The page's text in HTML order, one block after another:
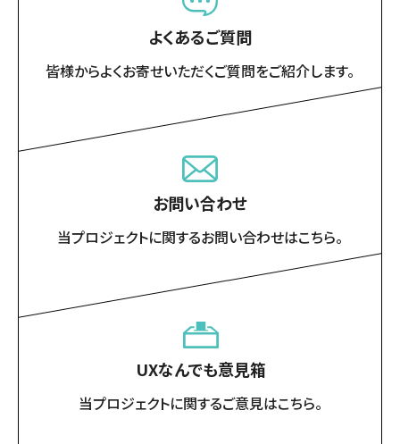
よくあるご質問
皆様からよくお寄せいただくご質問をご紹介します。
お問い合わせ
当プロジェクトに関するお問い合わせはこちら。
UXなんでも意見箱
当プロジェクトに関するご意見はこちら。